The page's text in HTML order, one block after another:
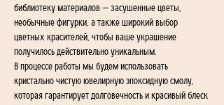
библиотеку материалов — засушенные цветы,
необычные фигурки, а также широкий выбор
цветных красителей, чтобы ваше украшение
получилось действительно уникальным.
В процессе работы мы будем использовать
кристально чистую ювелирную эпоксидную смолу,
которая гарантирует долговечность и красивый блеск